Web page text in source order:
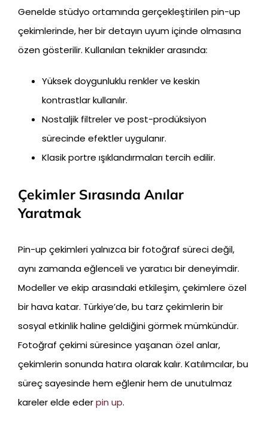
Genelde stüdyo ortamında gerçekleştirilen pin-up
çekimlerinde, her bir detayın uyum içinde olmasına
özen gösterilir. Kullanılan teknikler arasında:
Yüksek doygunluklu renkler ve keskin
kontrastlar kullanılır.
Nostaljik filtreler ve post-prodüksiyon
sürecinde efektler uygulanır.
Klasik portre ışıklandırmaları tercih edilir.
Çekimler Sırasında Anılar
Yaratmak
Pin-up çekimleri yalnızca bir fotoğraf süreci değil,
aynı zamanda eğlenceli ve yaratıcı bir deneyimdir.
Modeller ve ekip arasındaki etkileşim, çekimlere özel
bir hava katar. Türkiye’de, bu tarz çekimlerin bir
sosyal etkinlik haline geldiğini görmek mümkündür.
Fotoğraf çekimi süresince yaşanan özel anlar,
çekimlerin sonunda hatıra olarak kalır. Katılımcılar, bu
süreç sayesinde hem eğlenir hem de unutulmaz
kareler elde ederpin up.